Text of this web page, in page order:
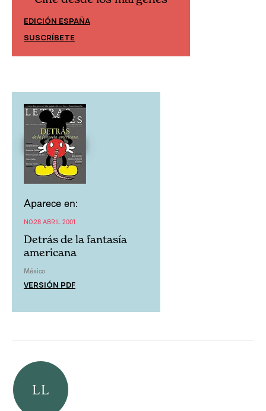
EDICIÓN ESPAÑA
SUSCRÍBETE
Aparece en:
NO.28 ABRIL 2001
Detrás de la fantasía
americana
México
VERSIÓN PDF